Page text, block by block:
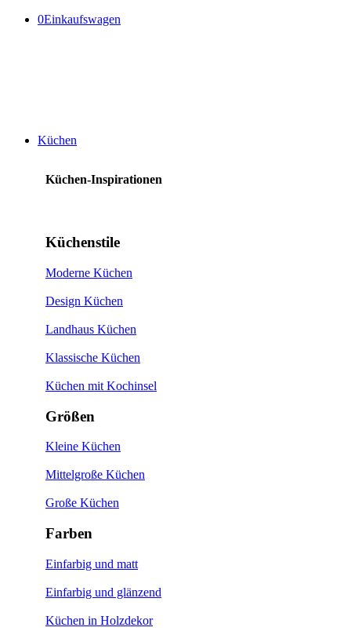
0Einkaufswagen
Küchen
Küchen-Inspirationen
Küchenstile
Moderne Küchen
Design Küchen
Landhaus Küchen
Klassische Küchen
Küchen mit Kochinsel
Größen
Kleine Küchen
Mittelgroße Küchen
Große Küchen
Farben
Einfarbig und matt
Einfarbig und glänzend
Küchen in Holzdekor